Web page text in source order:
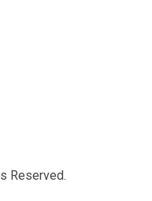
Reserved.